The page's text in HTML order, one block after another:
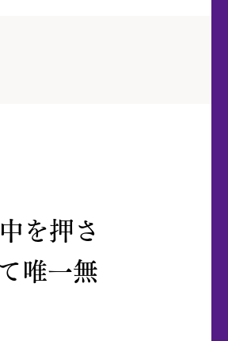
を押さ
唯一無